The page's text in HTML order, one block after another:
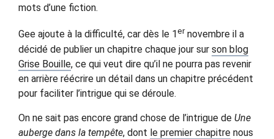
mots d’une fiction.
Gee ajoute à la difficulté, car dès le 1 er novembre il a
décidé de publier un chapitre chaque jour sur son blog
Grise Bouille, ce qui veut dire qu’il ne pourra pas revenir
en arrière réécrire un détail dans un chapitre précédent
pour faciliter l’intrigue qui se déroule.
On ne sait pas encore grand chose de l’intrigue de Une
auberge dans la tempête, dont le premier chapitre nous